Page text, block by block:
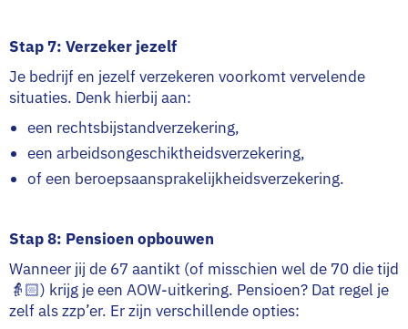
Stap 7: Verzeker jezelf
Je bedrijf en jezelf verzekeren voorkomt vervelende
situaties. Denk hierbij aan:
een rechtsbijstandverzekering,
een arbeidsongeschiktheidsverzekering,
of een beroepsaansprakelijkheidsverzekering.
Stap 8: Pensioen opbouwen
Wanneer jij de 67 aantikt (of misschien wel de 70 die tijd
👵🏻) krijg je een AOW-uitkering. Pensioen? Dat regel je
zelf als zzp’er. Er zijn verschillende opties: